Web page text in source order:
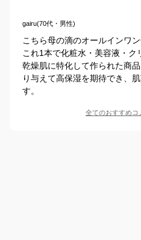
gairu(70代・男性)
こちら母の滴のオールインワ
これ1本で化粧水・美容液・ク
乾燥肌に特化して作られた商
り与えて高保湿を期待でき、
す。
全てのおすすめコ